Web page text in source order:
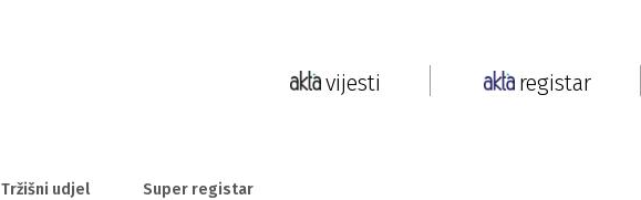
vijesti registar
Tržišni udjel Super registar